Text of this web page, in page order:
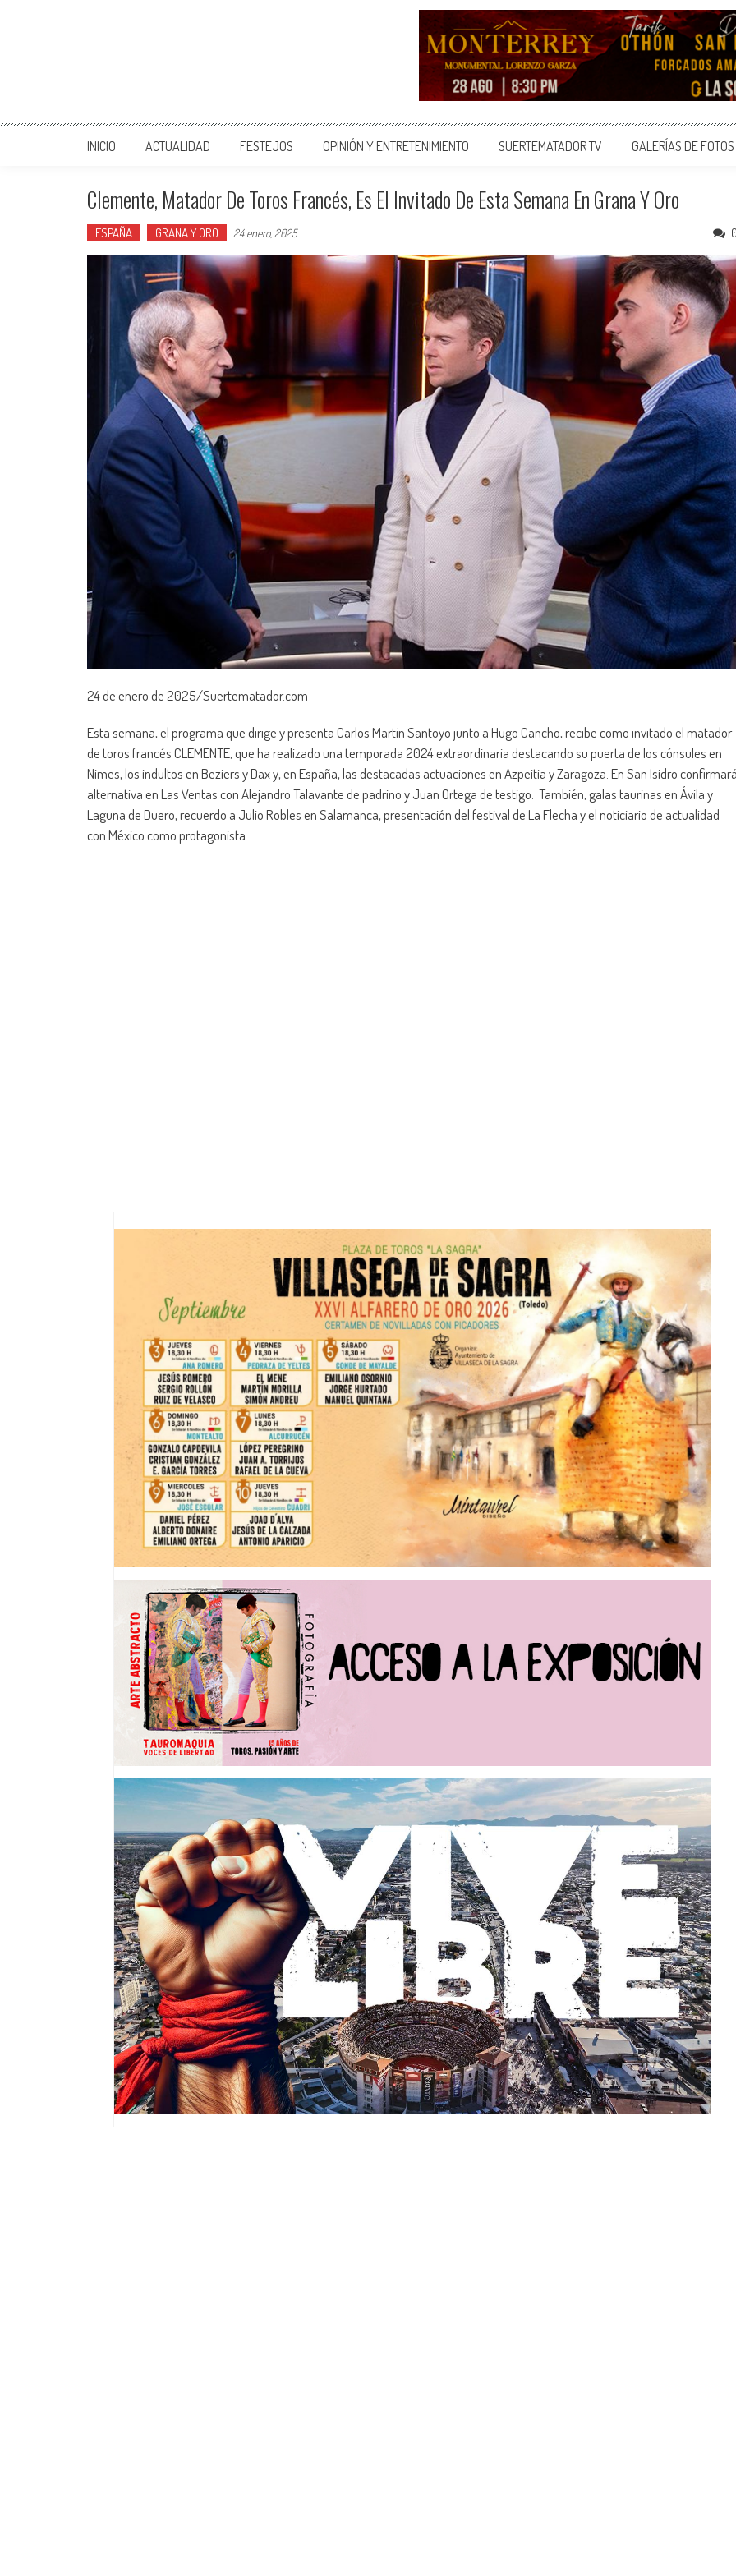
INICIO ACTUALIDAD FESTEJOS OPINIÓN Y ENTRETENIMIENTO SUERTEMATADOR TV GALERÍAS DE FOTOS
Clemente, Matador De Toros Francés, Es El Invitado De Esta Semana En Grana Y Oro
ESPAÑA GRANA Y ORO 24 enero, 2025
24 de enero de 2025/Suertematador.com
Esta semana, el programa que dirige y presenta Carlos Martín Santoyo junto a Hugo Cancho, recibe como invitado el matador
de toros francés CLEMENTE, que ha realizado una temporada 2024 extraordinaria destacando su puerta de los cónsules en
Nimes, los indultos en Beziers y Dax y, en España, las destacadas actuaciones en Azpeitia y Zaragoza. En San Isidro
alternativa en Las Ventas con Alejandro Talavante de padrino y Juan Ortega de testigo. También, galas taurinas en Ávila y
Laguna de Duero, recuerdo a Julio Robles en Salamanca, presentación del festival de La Flecha y el noticiario de actualidad
con México como protagonista.